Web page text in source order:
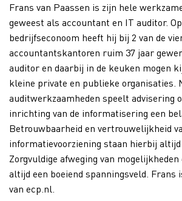
Frans van Paassen is zijn hele
geweest als accountant en IT auditor.
bedrijfseconoom heeft hij bij 2 van de vier
accountantskantoren ruim 37 jaar
auditor en daarbij in de keuken mogen
kleine private en publieke organisaties.
auditwerkzaamheden speelt advisering
inrichting van de informatisering een
Betrouwbaarheid en vertrouwelijkheid
informatievoorziening staan hierbij altijd
Zorgvuldige afweging van mogelijkheden
altijd een boeiend spanningsveld. Frans
van ecp.nl.